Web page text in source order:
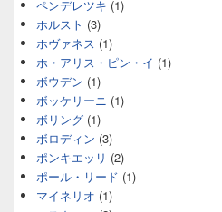
ペンデレツキ (1)
ホルスト (3)
ホヴァネス (1)
ホ・アリス・ピン・イ (1)
ボウデン (1)
ボッケリーニ (1)
ボリング (1)
ボロディン (3)
ポンキエッリ (2)
ポール・リード (1)
マイネリオ (1)